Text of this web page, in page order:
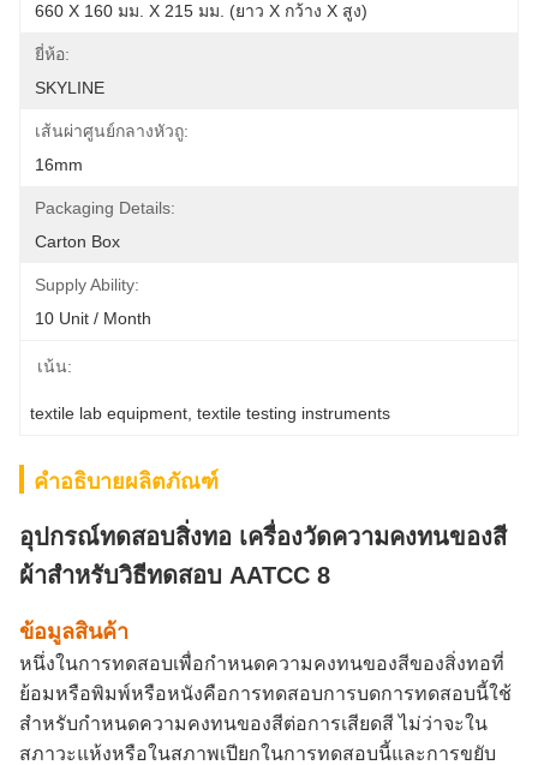
660 X 160 มม. X 215 มม. (ยาว X กว้าง X สูง)
ยี่ห้อ:
SKYLINE
เส้นผ่าศูนย์กลางหัวถู:
16mm
Packaging Details:
Carton Box
Supply Ability:
10 Unit / Month
เน้น:
textile lab equipment textile testing instruments
คำอธิบายผลิตภัณฑ์
อุปกรณ์ทดสอบสิ่งทอ เครื่องวัดความคงทนของสี
ผ้าสำหรับวิธีทดสอบ AATCC 8
ข้อมูลสินค้า
หนึ่งในการทดสอบเพื่อกำหนดความคงทนของสีของสิ่งทอที่
ย้อมหรือพิมพ์หรือหนังคือการทดสอบการบดการทดสอบนี้ใช้
สำหรับกำหนดความคงทนของสีต่อการเสียดสี ไม่ว่าจะใน
สภาวะแห้งหรือในสภาพเปียกในการทดสอบนี้และการขยับ